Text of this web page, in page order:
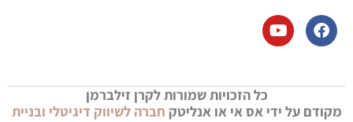
כל הזכויות שמורות לקרן זילברמן
מקודם על ידי אס אי או אנליטק חברה לשיווק דיגיטלי ובניית